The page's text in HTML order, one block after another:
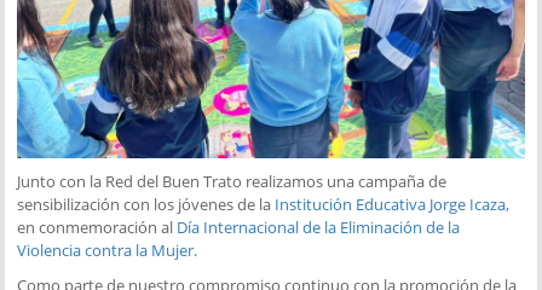
Junto con la Red del Buen Trato realizamos una campaña de
sensibilización con los jóvenes de la Institución Educativa Jorge Icaza,
en conmemoración al Día Internacional de la Eliminación de la
Violencia contra la Mujer.
Como parte de nuestro compromiso continuo con la promoción de la